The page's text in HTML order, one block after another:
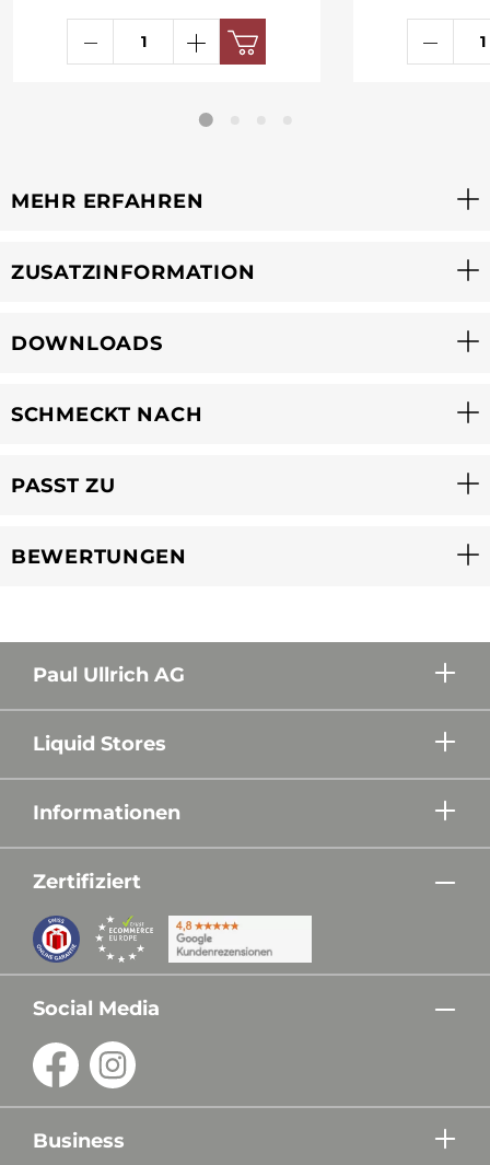
MEHR ERFAHREN
ZUSATZINFORMATION
DOWNLOADS
SCHMECKT NACH
PASST ZU
BEWERTUNGEN
Paul Ullrich AG
Liquid Stores
Informationen
Zertifiziert
Social Media
Business